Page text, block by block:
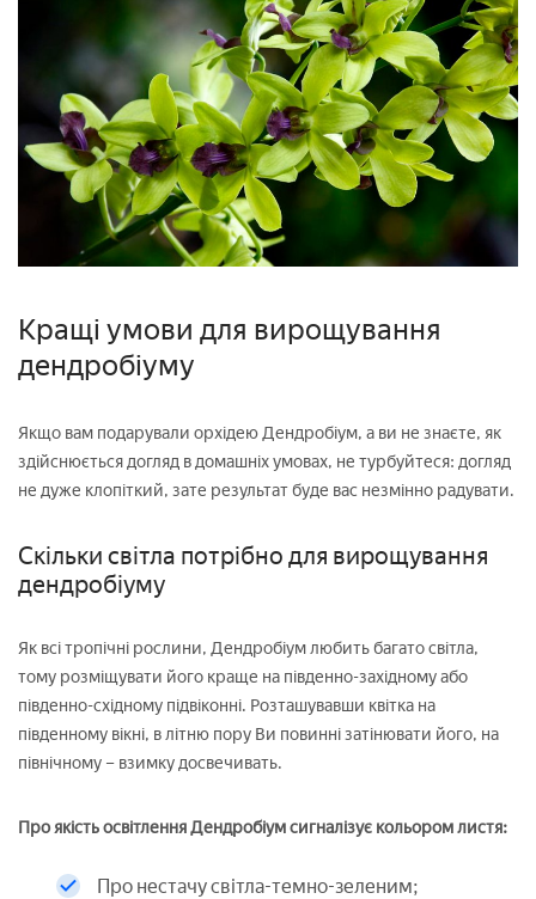
Кращі умови для вирощування
дендробіуму
Якщо вам подарували орхідею Дендробіум, а ви не знаєте, як
здійснюється догляд в домашніх умовах, не турбуйтеся: догляд
не дуже клопіткий, зате результат буде вас незмінно радувати.
Скільки світла потрібно для вирощування
дендробіуму
Як всі тропічні рослини, Дендробіум любить багато світла,
тому розміщувати його краще на південно-західному або
південно-східному підвіконні. Розташувавши квітка на
південному вікні, в літню пору Ви повинні затінювати його, на
північному – взимку досвечивать.
Про якість освітлення Дендробіум сигналізує кольором листя:
Про нестачу світла-темно-зеленим;